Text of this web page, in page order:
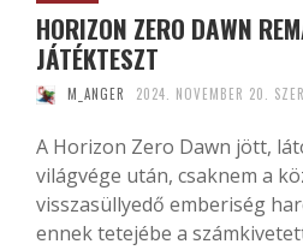
HORIZON ZERO DAWN
JÁTÉKTESZT
M_ANGER 2024. NOVEMBER 20.
A Horizon Zero Dawn jött,
világvége után, csaknem a
visszasüllyedő emberiség
ennek tetejébe a